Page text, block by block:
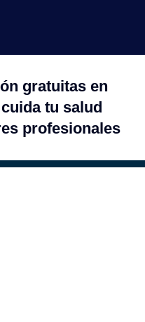
tu salud
profesionales